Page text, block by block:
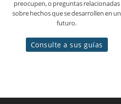
preocupen, o preguntas relacionadas
sobre hechos que se desarrollen en un
futuro.
Consulte a sus guías